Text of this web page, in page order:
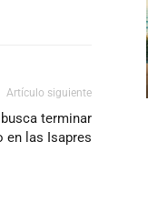
Artículo siguiente
terminar
en las Isapres